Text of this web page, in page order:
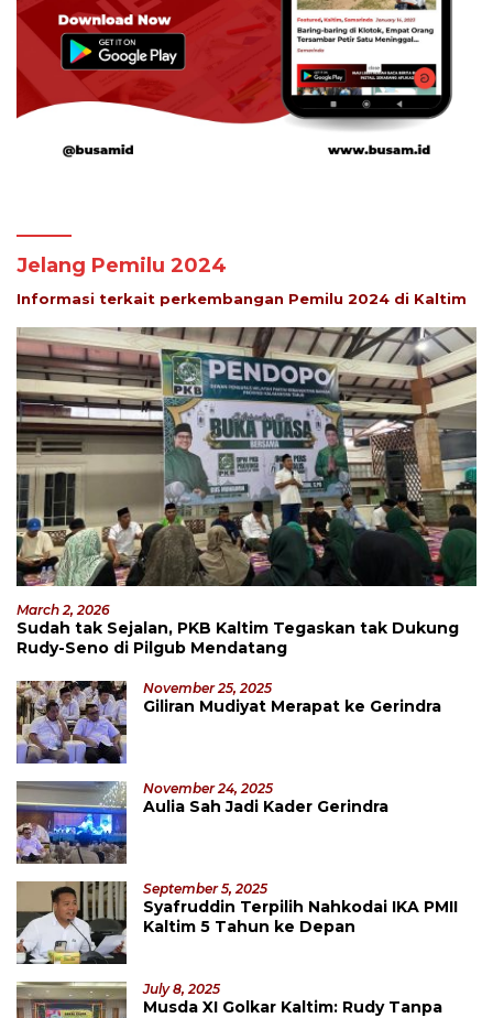
Jelang Pemilu 2024
Informasi terkait perkembangan Pemilu 2024 di Kaltim
March 2, 2026
Sudah tak Sejalan, PKB Kaltim Tegaskan tak Dukung
Rudy-Seno di Pilgub Mendatang
November 25, 2025
Giliran Mudiyat Merapat ke Gerindra
November 24, 2025
Aulia Sah Jadi Kader Gerindra
September 5, 2025
Syafruddin Terpilih Nahkodai IKA PMII
Kaltim 5 Tahun ke Depan
July 8, 2025
Musda XI Golkar Kaltim: Rudy Tanpa